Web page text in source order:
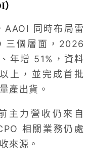
AAOI 同時布局雷
三個層面，2026
年增 51%，資料
上，並完成首批
產出貨。
主力營收仍來自
相關業務仍處
來源。